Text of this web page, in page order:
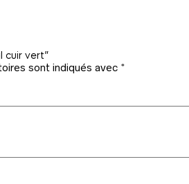
cuir vert”
sont indiqués avec *